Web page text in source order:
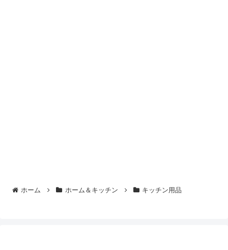
ホーム ホーム＆キッチン キッチン用品